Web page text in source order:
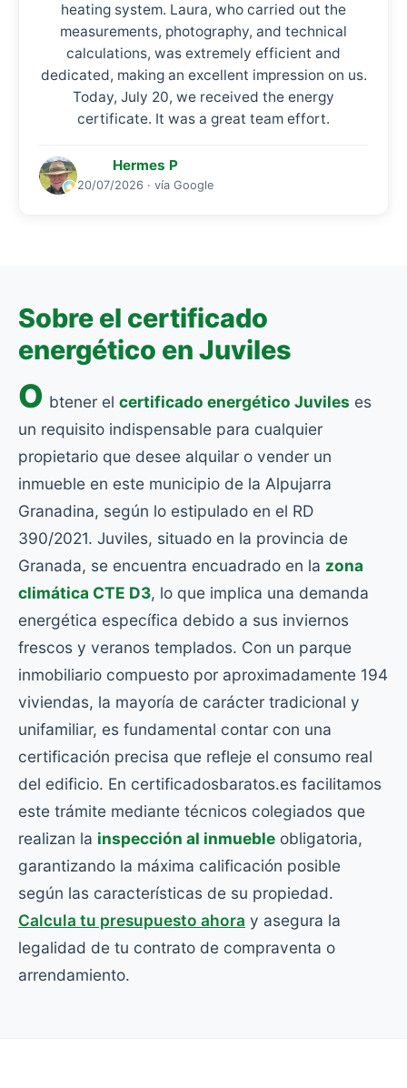
heating system. Laura, who carried out the
measurements, photography, and technical
calculations, was extremely efficient and
dedicated, making an excellent impression on us.
Today, July 20, we received the energy
certificate. It was a great team effort.
Hermes P
20/07/2026 · vía Google
Sobre el certificado
energético en Juviles
O btener el certificado energético Juviles es
un requisito indispensable para cualquier
propietario que desee alquilar o vender un
inmueble en este municipio de la Alpujarra
Granadina, según lo estipulado en el RD
390/2021. Juviles, situado en la provincia de
Granada, se encuentra encuadrado en la zona
climática CTE D3, lo que implica una demanda
energética específica debido a sus inviernos
frescos y veranos templados. Con un parque
inmobiliario compuesto por aproximadamente 194
viviendas, la mayoría de carácter tradicional y
unifamiliar, es fundamental contar con una
certificación precisa que refleje el consumo real
del edificio. En certificadosbaratos.es facilitamos
este trámite mediante técnicos colegiados que
realizan la inspección al inmueble obligatoria,
garantizando la máxima calificación posible
según las características de su propiedad.
Calcula tu presupuesto ahora y asegura la
legalidad de tu contrato de compraventa o
arrendamiento.